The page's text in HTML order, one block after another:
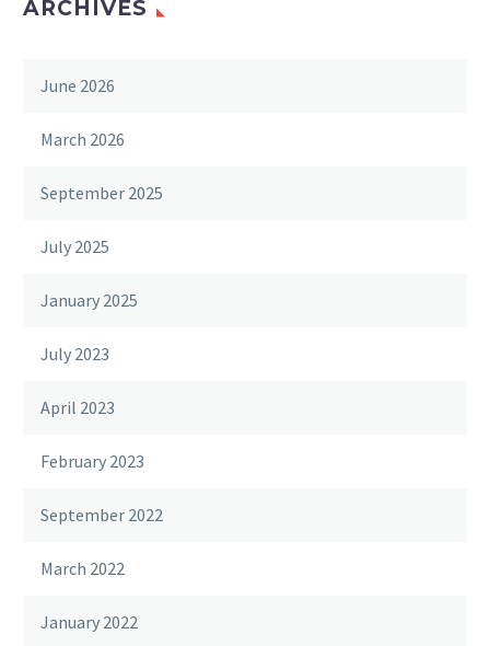
ARCHIVES
June 2026
March 2026
September 2025
July 2025
January 2025
July 2023
April 2023
February 2023
September 2022
March 2022
January 2022